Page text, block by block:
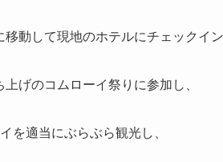
動して現地のホテルにチェックイン
げのコムローイ祭りに参加し、
を適当にぶらぶら観光し、